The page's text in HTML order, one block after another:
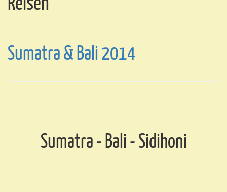
Reisen
Sumatra & Bali 2014
Sumatra - Bali - Sidihoni